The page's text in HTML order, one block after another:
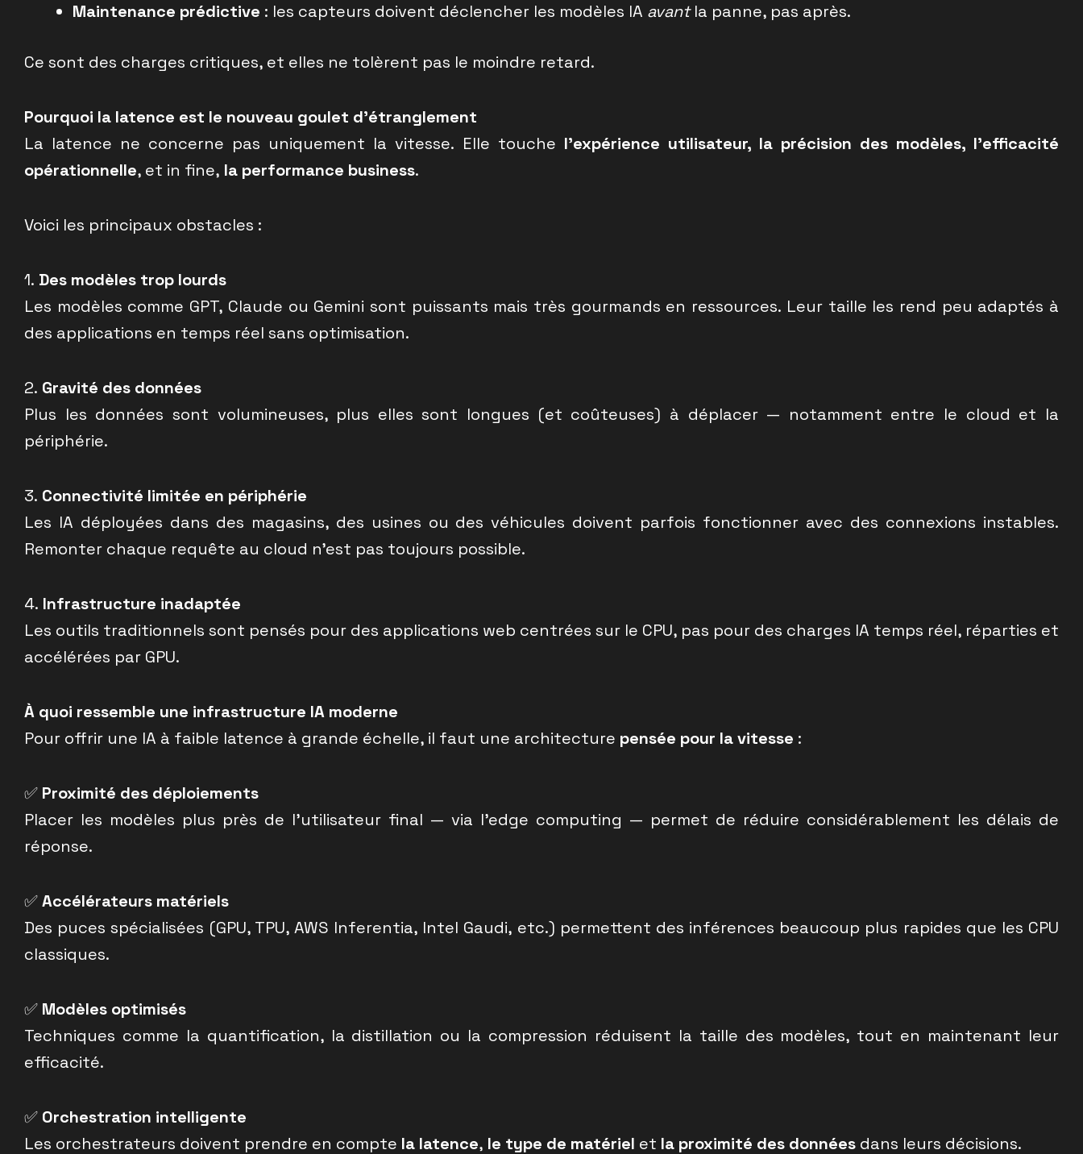
Maintenance prédictive : les capteurs doivent déclencher les modèles IA avantla panne, pas après.
Ce sont des charges critiques, et elles ne tolèrent pas le moindre retard.
Pourquoi la latence est le nouveau goulet d’étranglement
La latence ne concerne pas uniquement la vitesse. Elle touche l’expérience utilisateur, la précision des modèles, l’efficacité
opérationnelle, et in fine, la performance business.
Voici les principaux obstacles :
1. Des modèles trop lourds
Les modèles comme GPT, Claude ou Gemini sont puissants mais très gourmands en ressources. Leur taille les rend peu adaptés à
des applications en temps réel sans optimisation.
2. Gravité des données
Plus les données sont volumineuses, plus elles sont longues (et coûteuses) à déplacer — notamment entre le cloud et la
périphérie.
3. Connectivité limitée en périphérie
Les IA déployées dans des magasins, des usines ou des véhicules doivent parfois fonctionner avec des connexions instables.
Remonter chaque requête au cloud n’est pas toujours possible.
4. Infrastructure inadaptée
Les outils traditionnels sont pensés pour des applications web centrées sur le CPU, pas pour des charges IA temps réel, réparties et
accélérées par GPU.
À quoi ressemble une infrastructure IA moderne
Pour offrir une IA à faible latence à grande échelle, il faut une architecture pensée pour la vitesse :
✅ Proximité des déploiements
Placer les modèles plus près de l’utilisateur final — via l’edge computing — permet de réduire considérablement les délais de
réponse.
✅Accélérateurs matériels
Des puces spécialisées (GPU, TPU, AWS Inferentia, Intel Gaudi, etc.) permettent des inférences beaucoup plus rapides que les CPU
classiques.
✅ Modèles optimisés
Techniques comme la quantification, la distillation ou la compression réduisent la taille des modèles, tout en maintenant leur
efficacité.
✅ Orchestration intelligente
Les orchestrateurs doivent prendre en compte la latence, le type de matériel et la proximité des données dans leurs décisions.